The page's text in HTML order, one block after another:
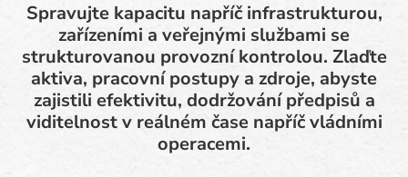
Spravujte kapacitu napříč infrastrukturou,
zařízeními a veřejnými službami se
strukturovanou provozní kontrolou. Zlaďte
aktiva, pracovní postupy a zdroje, abyste
zajistili efektivitu, dodržování předpisů a
viditelnost v reálném čase napříč vládními
operacemi.